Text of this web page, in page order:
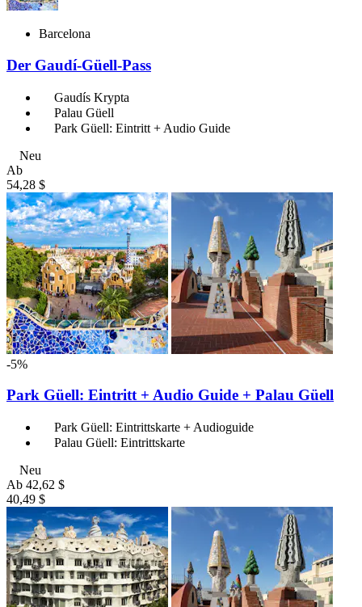
Barcelona
Der Gaudí-Güell-Pass
Gaudís Krypta
Palau Güell
Park Güell: Eintritt + Audio Guide
Neu
Ab
54,28 $
-5%
Park Güell: Eintritt + Audio Guide + Palau Güell
Park Güell: Eintrittskarte + Audioguide
Palau Güell: Eintrittskarte
Neu
Ab 42,62 $
40,49 $